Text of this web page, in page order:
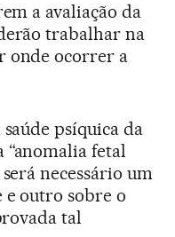
a avaliação da
trabalhar na
onde ocorrer a
psíquica da
“anomalia fetal
necessário um
e outro sobre o
tal